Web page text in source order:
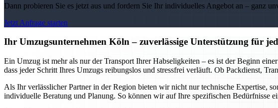
Dann probieren Sie es jetzt aus und fordern Sie Ihr individuelles Angebot an – ganz
Jetzt Anfrage starten
Ihr Umzugsunternehmen Köln – zuverlässige Unterstützung für
Ein Umzug ist mehr als nur der Transport Ihrer Habseligkeiten – es ist der Beginn
dass jeder Schritt Ihres Umzugs reibungslos und stressfrei verläuft. Ob Packdienst,
Als Ihr verlässlicher Partner in der Region bieten wir nicht nur technische Expertise,
individuelle Beratung und Planung. So können wir auf Ihre spezifischen Bedürfnisse